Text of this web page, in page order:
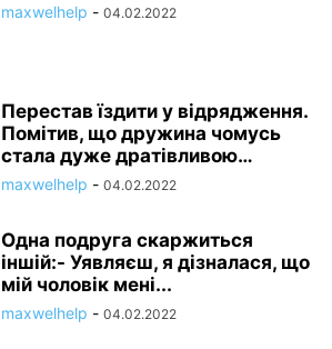
maxwelhelp - 04.02.2022
Перестав їздити у відрядження.
Помітив, що дружина чомусь
стала дуже дратівливою…
maxwelhelp - 04.02.2022
Одна подруга скаржиться
іншій:- Уявляєш, я дізналася, що
мій чоловік мені...
maxwelhelp - 04.02.2022